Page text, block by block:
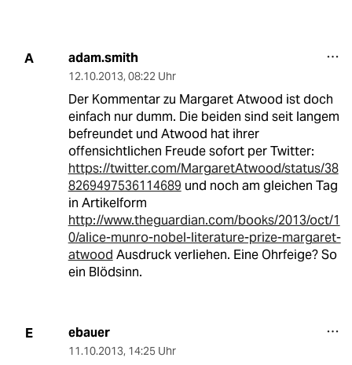
A adam.smith
12.10.2013, 08:22 Uhr
Der Kommentar zu Margaret Atwood ist doch
einfach nur dumm. Die beiden sind seit langem
befreundet und Atwood hat ihrer
offensichtlichen Freude sofort per Twitter:
https://twitter.com/MargaretAtwood/status/38
8269497536114689 und noch am gleichen Tag
in Artikelform
http://www.theguardian.com/books/2013/oct/1
0/alice-munro-nobel-literature-prize-margaret-
atwood Ausdruck verliehen. Eine Ohrfeige? So
ein Blödsinn.
E ebauer
11.10.2013, 14:25 Uhr